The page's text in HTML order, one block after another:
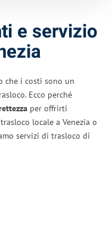
e servizio
che i costi sono un
Ecco perché
per offrirti
locale a Venezia o
servizi di trasloco di